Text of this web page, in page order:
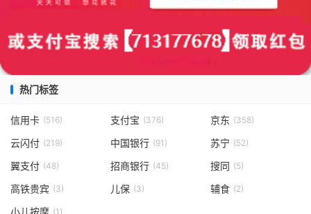
热门标签
信用卡 (516) 支付宝 (376) 京东 (358)
云闪付 (219) 中国银行 (91) 苏宁 (52)
翼支付 (48) 招商银行 (45) 搜同 (5)
高铁贵宾 (3) 儿保 (3) 辅食 (2)
(1)